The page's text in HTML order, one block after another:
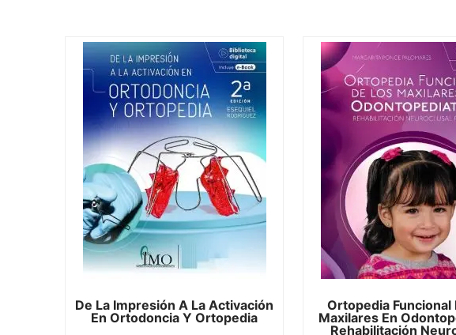
De La Impresión A La Activación
En Ortodoncia Y Ortopedia
Ortopedia Funcional
Maxilares En
Rehabilitación